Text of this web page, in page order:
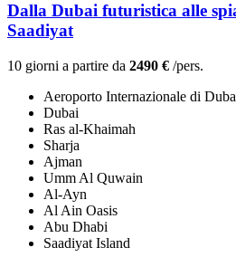
Dalla Dubai futuristica alle
Saadiyat
10 giorni a partire da 2490 € /pers.
Aeroporto Internazionale di
Dubai
Ras al-Khaimah
Sharja
Ajman
Umm Al Quwain
Al-Ayn
Al Ain Oasis
Abu Dhabi
Saadiyat Island